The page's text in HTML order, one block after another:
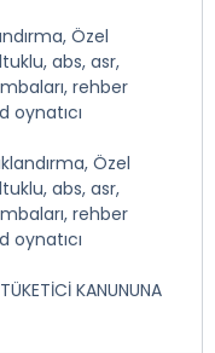
Özel
abs, asr,
rehber
oynatıcı
Özel
abs, asr,
rehber
oynatıcı
KANUNUNA